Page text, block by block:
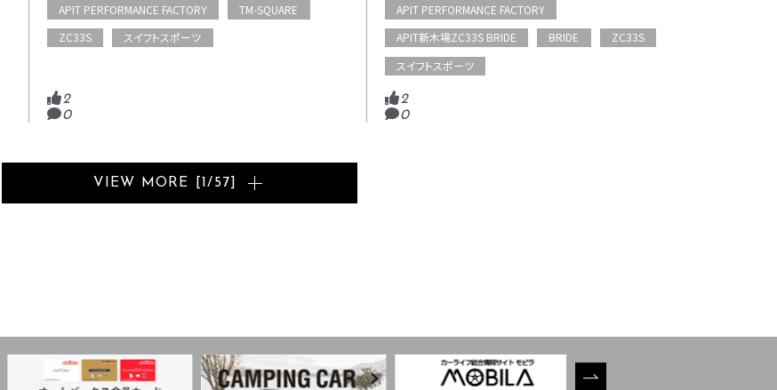
APIT PERFORMANCE FACTORY
TM-SQUARE
ZC33S
スイフトスポーツ
2
0
APIT PERFORMANCE FACTORY
APIT新木場ZC33S BRIDE
BRIDE
ZC33S
スイフトスポーツ
2
0
VIEW MORE [1/57]